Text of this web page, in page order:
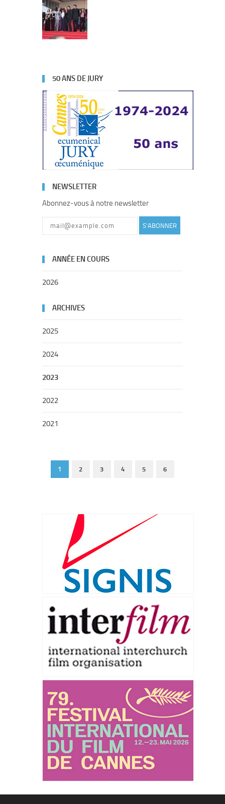
50 ANS DE JURY
NEWSLETTER
Abonnez-vous à notre newsletter
S'ABONNER
ANNÉE EN COURS
2026
ARCHIVES
2025
2024
2023
2022
2021
1 2 3 4 5 6